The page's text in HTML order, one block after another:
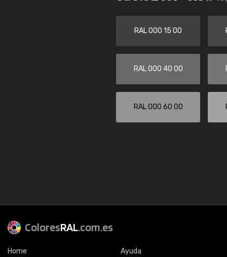
RAL 000 15 00
RAL 000 40 00
RAL 000 60 00
ColoresRAL.com.es
Home Ayuda